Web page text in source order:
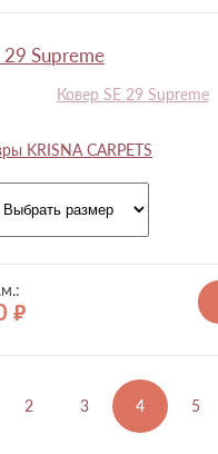
29 Supreme
KRISNA CARPETS
руб.
2 3 4 5